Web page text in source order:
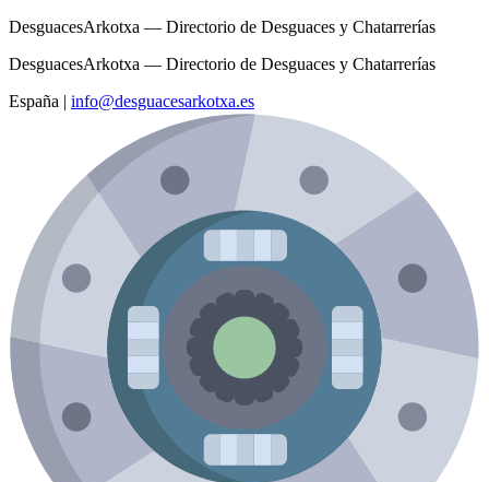
DesguacesArkotxa — Directorio de Desguaces y Chatarrerías
DesguacesArkotxa — Directorio de Desguaces y Chatarrerías
España | info@desguacesarkotxa.es